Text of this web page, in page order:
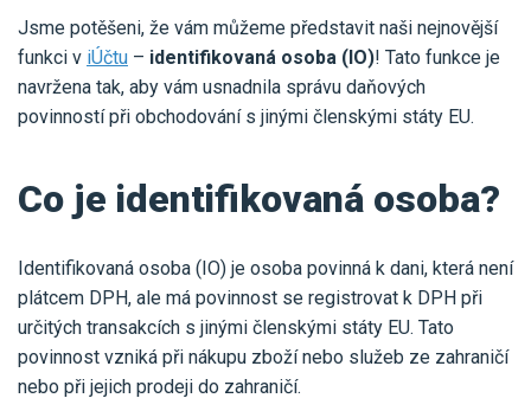
Online fakturace
Propojení s bankou
Účetní a manažerské reporty
Ceník a sklady
Všechny funkce
Účetní služby
Pro uživatele iÚčto
Poptávka účetních služeb
Pro koho je určené
Pro živnostníky
Kontakt
VYZKOUŠET ZDARMA PŘIHLÁSIT SE
Jsme potěšeni, že vám můžeme představit naši nejnovější
funkci v iÚčtu – identifikovaná osoba (IO)! Tato funkce je
navržena tak, aby vám usnadnila správu daňových
povinností při obchodování s jinými členskými státy EU.
Co je identifikovaná osoba?
Identifikovaná osoba (IO) je osoba povinná k dani, která není
plátcem DPH, ale má povinnost se registrovat k DPH při
určitých transakcích s jinými členskými státy EU. Tato
povinnost vzniká při nákupu zboží nebo služeb ze zahraničí
nebo při jejich prodeji do zahraničí.